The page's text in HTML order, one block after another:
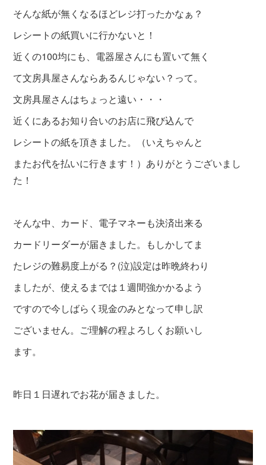
そんな紙が無くなるほどレジ打ったかなぁ？
レシートの紙買いに行かないと！
近くの100均にも、電器屋さんにも置いて無く
て文房具屋さんならあるんじゃない？って。
文房具屋さんはちょっと遠い・・・
近くにあるお知り合いのお店に飛び込んで
レシートの紙を頂きました。（いえちゃんと
またお代を払いに行きます！）ありがとうございまし
た！
そんな中、カード、電子マネーも決済出来る
カードリーダーが届きました。もしかしてま
たレジの難易度上がる？(泣)設定は昨晩終わり
ましたが、使えるまでは１週間強かかるよう
ですので今しばらく現金のみとなって申し訳
ございません。ご理解の程よろしくお願いし
ます。
昨日１日遅れでお花が届きました。